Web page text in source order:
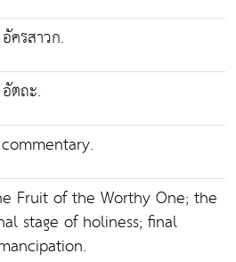
ครสาวก.
ตถะ.
Fruit of the Worthy One; the
stage of holiness; final